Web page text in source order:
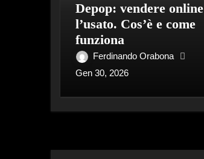
Depop: vendere online
l’usato. Cos’è e come
funziona
Ferdinando Orabona
Gen 30, 2026